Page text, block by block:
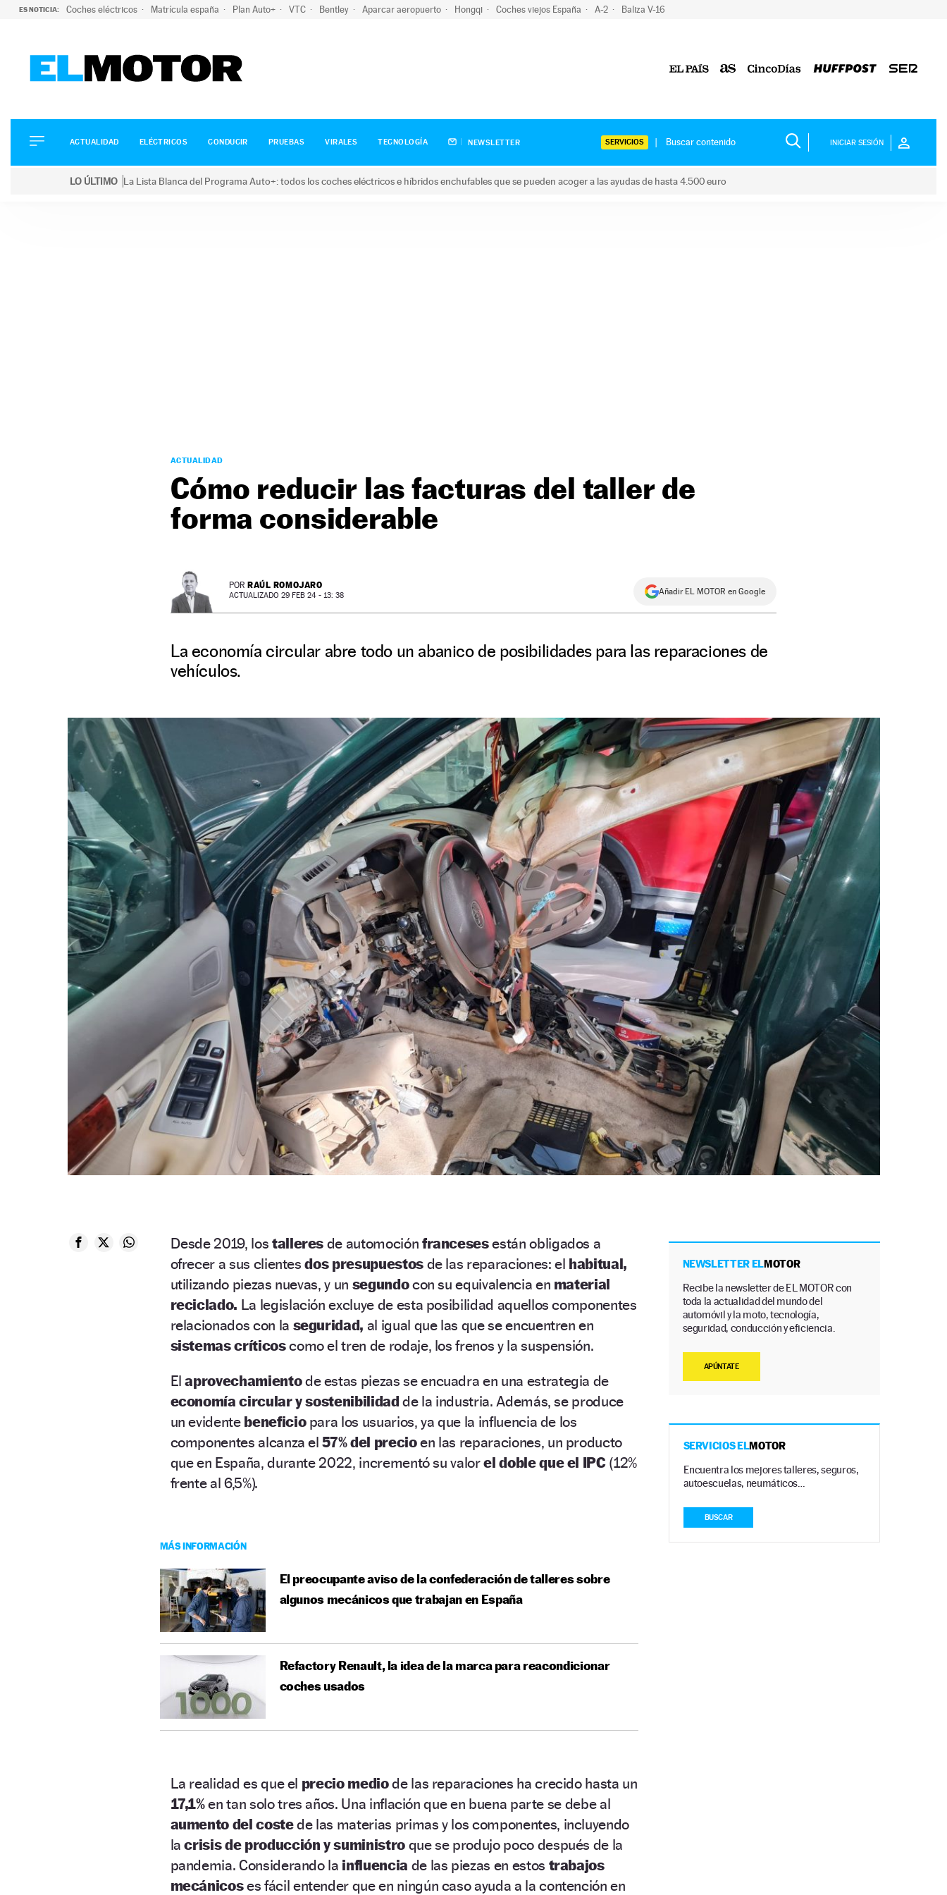
ES NOTICIA: Coches eléctricos Matrícula españa Plan Auto+ VTC Bentley Aparcar aeropuerto Hongqi Coches viejos España A-2 Baliza V-16
ELÉCTRICOS
CONDUCIR
ACTUALIDAD ELÉCTRICOS CONDUCIR PRUEBAS VIRALES TECNOLOGÍA NEWSLETTER SERVICIOS INICIAR SESIÓN
LO ÚLTIMO La Lista Blanca del Programa Auto+: todos los coches eléctricos e híbridos enchufables que se pueden acoger a las ayudas de hasta 4.500 euro
ACTUALIDAD
Cómo reducir las facturas del taller de
forma considerable
POR RAÚL ROMOJARO
ACTUALIZADO 29 FEB 24 - 13: 38 Añadir EL MOTOR en Google
La economía circular abre todo un abanico de posibilidades para las reparaciones de
vehículos.
Desde 2019, los talleres de automoción francesesestán obligados a
ofrecer a sus clientesdos presupuestosde las reparaciones: el habitual,
utilizando piezas nuevas, y un segundocon su equivalencia en material
reciclado. La legislación excluye de esta posibilidad aquellos componentes
relacionados con la seguridad, al igual que las que se encuentren en
sistemas críticoscomo el tren de rodaje, los frenos y la suspensión.
Elaprovechamientode estas piezas se encuadra en una estrategia de
economía circular y sostenibilidadde la industria. Además, se produce
un evidente beneficio para los usuarios, ya que la influencia de los
componentes alcanza el57% del precioen las reparaciones, un producto
que en España, durante 2022, incrementó su valorel doble que el IPC(12%
frente al 6,5%).
MÁS INFORMACIÓN
El preocupante aviso de la confederación de talleres sobre
algunos mecánicos que trabajan en España
Refactory Renault, la idea de la marca para reacondicionar
coches usados
La realidad es que el precio mediode las reparaciones ha crecido hasta un
17,1%en tan solo tres años. Una inflación que en buena parte se debe al
aumento del costede las materias primas y los componentes, incluyendo
lacrisis de producción y suministroque se produjo poco después de la
pandemia. Considerando la influencia de las piezas en estos trabajos
mecánicoses fácil entender que en ningún caso ayuda a la contención en
NEWSLETTER ELMOTOR
Recibe la newsletter de EL MOTOR con
toda la actualidad del mundo del
automóvil y la moto, tecnología,
seguridad, conducción y eficiencia.
APÚNTATE
SERVICIOS ELMOTOR
Encuentra los mejores talleres, seguros,
autoescuelas, neumáticos…
BUSCAR